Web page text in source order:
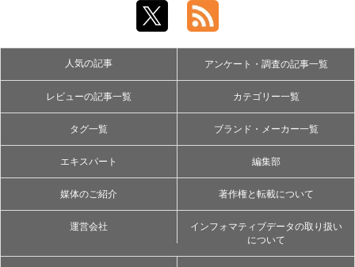
人気の記事 アンケート・調査の記事一覧
レビューの記事一覧 カテゴリー一覧
タグ一覧 ブランド・メーカー一覧
エキスパート 編集部
媒体のご紹介 著作権と転載について
運営会社
インフォマティブデータの取り扱い
について